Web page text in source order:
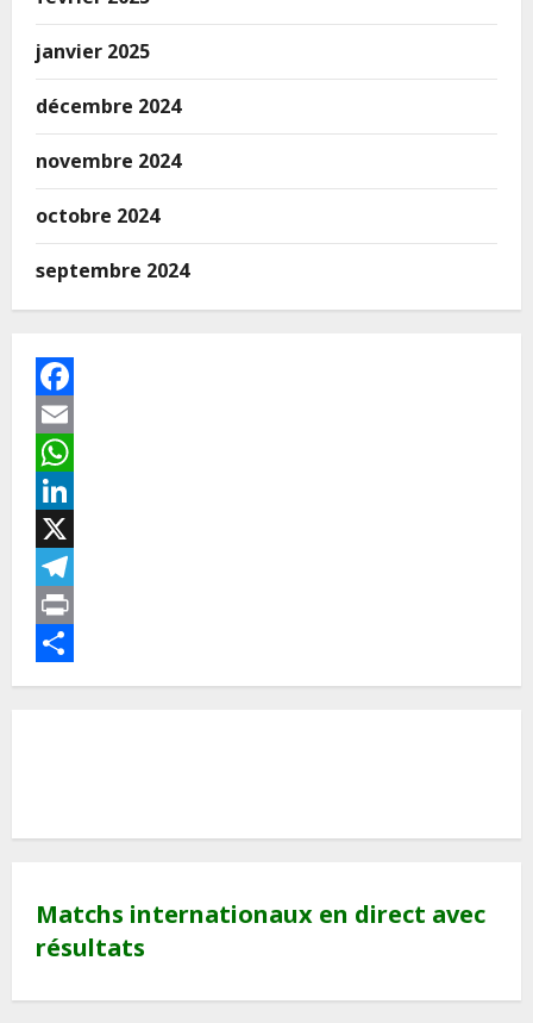
janvier 2025
décembre 2024
novembre 2024
octobre 2024
septembre 2024
Facebook
Email
WhatsApp
LinkedIn
X
Telegram
Print
Partager
Matchs internationaux en direct avec
résultats